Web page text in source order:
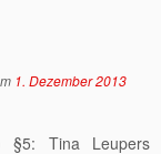
1. Dezember 2013
§5: Tina Leupers